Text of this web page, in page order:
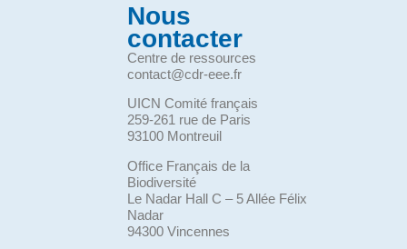
Nous
contacter
Centre de ressources
contact@cdr-eee.fr
UICN Comité français
259-261 rue de Paris
93100 Montreuil
Office Français de la
Biodiversité
Le Nadar Hall C – 5 Allée Félix
Nadar
94300 Vincennes